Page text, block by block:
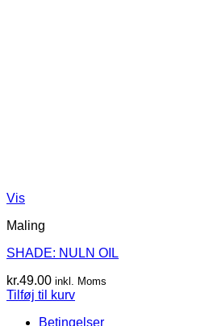
Vis
Maling
SHADE: NULN OIL
kr.49.00 inkl. Moms
Tilføj til kurv
Betingelser